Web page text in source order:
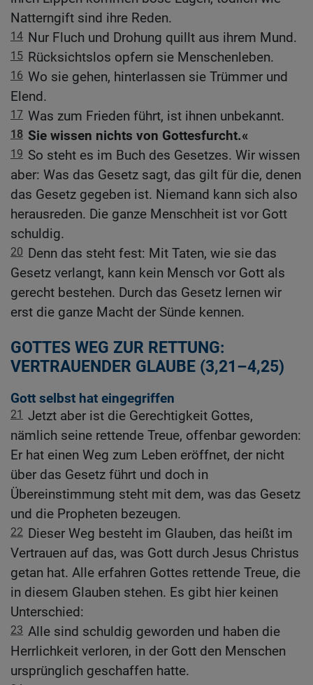
Natterngift sind ihre Reden.
14 Nur Fluch und Drohung quillt aus ihrem Mund.
15 Rücksichtslos opfern sie Menschenleben.
16 Wo sie gehen, hinterlassen sie Trümmer und
Elend.
17 Was zum Frieden führt, ist ihnen unbekannt.
18 Sie wissen nichts von Gottesfurcht.«
19 So steht es im Buch des Gesetzes. Wir wissen
aber: Was das Gesetz sagt, das gilt für die, denen
das Gesetz gegeben ist. Niemand kann sich also
herausreden. Die ganze Menschheit ist vor Gott
schuldig.
20 Denn das steht fest: Mit Taten, wie sie das
Gesetz verlangt, kann kein Mensch vor Gott als
gerecht bestehen. Durch das Gesetz lernen wir
erst die ganze Macht der Sünde kennen.
GOTTES WEG ZUR RETTUNG:
VERTRAUENDER GLAUBE (3,21–4,25)
Gott selbst hat eingegriffen
21 Jetzt aber ist die Gerechtigkeit Gottes,
nämlich seine rettende Treue, offenbar geworden:
Er hat einen Weg zum Leben eröffnet, der nicht
über das Gesetz führt und doch in
Übereinstimmung steht mit dem, was das Gesetz
und die Propheten bezeugen.
22 Dieser Weg besteht im Glauben, das heißt im
Vertrauen auf das, was Gott durch Jesus Christus
getan hat. Alle erfahren Gottes rettende Treue, die
in diesem Glauben stehen. Es gibt hier keinen
Unterschied:
23 Alle sind schuldig geworden und haben die
Herrlichkeit verloren, in der Gott den Menschen
ursprünglich geschaffen hatte.